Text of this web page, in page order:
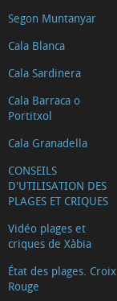
Segon Muntanyar
Cala Blanca
Cala Sardinera
Cala Barraca o
Portitxol
Cala Granadella
CONSEILS
D'UTILISATION DES
PLAGES ET CRIQUES
Vidéo plages et
criques de Xàbia
État des plages. Croix
Rouge